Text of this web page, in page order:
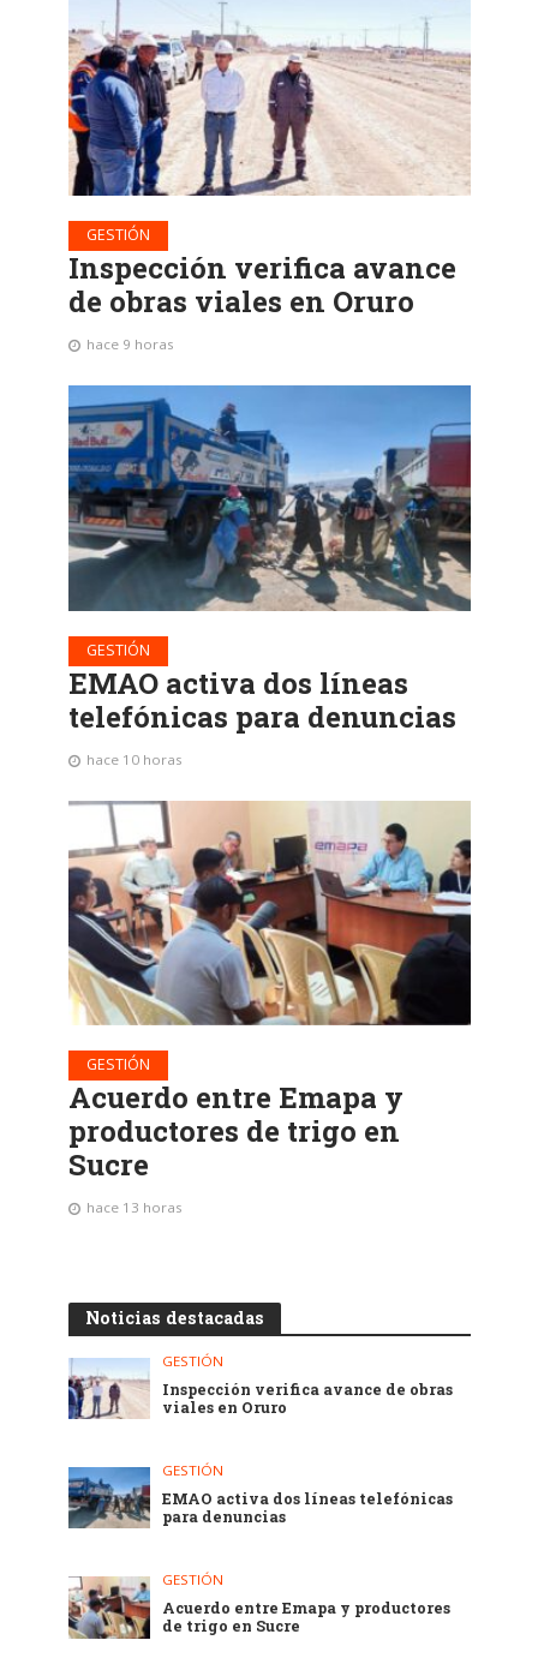
GESTIÓN
Inspección verifica avance
de obras viales en Oruro
hace 9 horas
GESTIÓN
EMAO activa dos líneas
telefónicas para denuncias
hace 10 horas
GESTIÓN
Acuerdo entre Emapa y
productores de trigo en
Sucre
hace 13 horas
Noticias destacadas
GESTIÓN
Inspección verifica avance de obras
viales en Oruro
GESTIÓN
EMAO activa dos líneas telefónicas
para denuncias
GESTIÓN
Acuerdo entre Emapa y productores
de trigo en Sucre